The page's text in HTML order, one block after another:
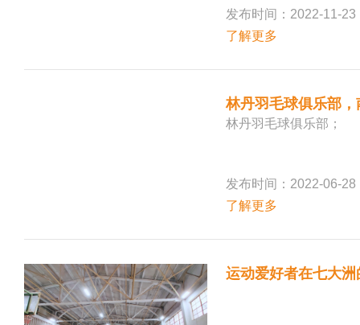
发布时间：2022-11-23
了解更多
林丹羽毛球俱乐部
林丹羽毛球俱乐部；
发布时间：2022-06-28
了解更多
运动爱好者在七大